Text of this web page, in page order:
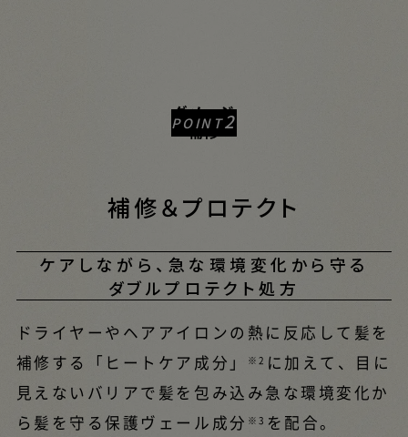
POINT2
ダメージ
補修
補修＆プロテクト
ケアしながら、急な環境変化から守る
ダブルプロテクト処方
ドライヤーやヘアアイロンの熱に反応して髪を
補修する「ヒートケア成分」
※2 に加えて、目に
見えないバリアで髪を包み込み急な環境変化か
ら髪を守る保護ヴェール成分 ※3 を配合。